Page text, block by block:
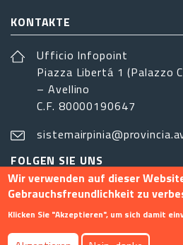
KONTAKTE
Ufficio Infopoint
Piazza Libertá 1 (Palazzo
– Avellino
C.F. 80000190647
FOLGEN SIE UNS
Wir verwenden auf dieser
Gebrauchsfreundlichkeit zu
Klicken Sie "Akzeptieren", um sich damit